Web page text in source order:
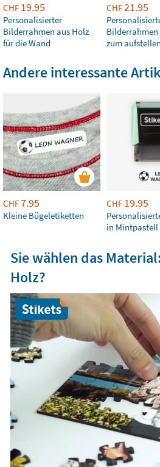
CHF 19.95
Personalisierter
Bilderrahmen aus Holz
für die Wand
CHF21.95
Bilderrahmen
zum aufstellen
Andere interessante
CHF7.95
Kleine Bügeletiketten
CHF 19.95
in Mintpastell
Sie wählen das
Holz?